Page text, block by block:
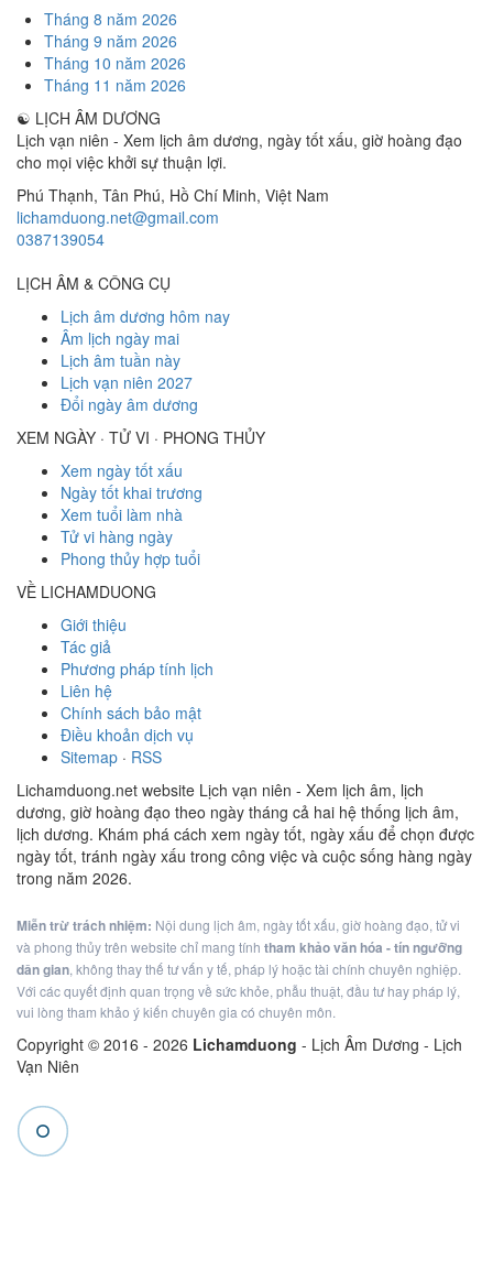
Tháng 8 năm 2026
Tháng 9 năm 2026
Tháng 10 năm 2026
Tháng 11 năm 2026
☯ LỊCH ÂM DƯƠNG
Lịch vạn niên - Xem lịch âm dương, ngày tốt xấu, giờ hoàng đạo
cho mọi việc khởi sự thuận lợi.
Phú Thạnh, Tân Phú, Hồ Chí Minh, Việt Nam
lichamduong.net@gmail.com
0387139054
LỊCH ÂM & CÔNG CỤ
Lịch âm dương hôm nay
Âm lịch ngày mai
Lịch âm tuần này
Lịch vạn niên 2027
Đổi ngày âm dương
XEM NGÀY · TỬ VI · PHONG THỦY
Xem ngày tốt xấu
Ngày tốt khai trương
Xem tuổi làm nhà
Tử vi hàng ngày
Phong thủy hợp tuổi
VỀ LICHAMDUONG
Giới thiệu
Tác giả
Phương pháp tính lịch
Liên hệ
Chính sách bảo mật
Điều khoản dịch vụ
Sitemap · RSS
Lichamduong.net website Lịch vạn niên - Xem lịch âm, lịch
dương, giờ hoàng đạo theo ngày tháng cả hai hệ thống lịch âm,
lịch dương. Khám phá cách xem ngày tốt, ngày xấu để chọn được
ngày tốt, tránh ngày xấu trong công việc và cuộc sống hàng ngày
trong năm 2026.
Miễn trừ trách nhiệm: Nội dung lịch âm, ngày tốt xấu, giờ hoàng đạo, tử vi
và phong thủy trên website chỉ mang tính tham khảo văn hóa - tín ngưỡng
dân gian, không thay thế tư vấn y tế, pháp lý hoặc tài chính chuyên nghiệp.
Với các quyết định quan trọng về sức khỏe, phẫu thuật, đầu tư hay pháp lý,
vui lòng tham khảo ý kiến chuyên gia có chuyên môn.
Copyright © 2016 - 2026 Lichamduong - Lịch Âm Dương - Lịch
Vạn Niên